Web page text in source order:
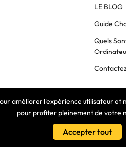
améliorer l'expérience utilisateur et
pour profiter pleinement de votre
Accepter tout
LE BLOG
Guide
Quels
COPYRIGHT © 2025 Clavier